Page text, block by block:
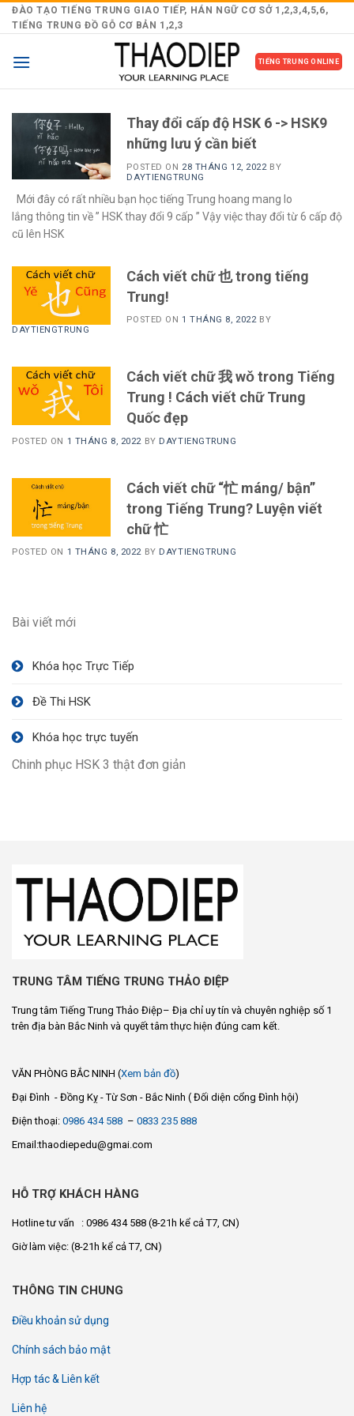
SkipĐÀO TẠO TIẾNG TRUNG GIAO TIẾP, HÁN NGỮ CƠ SỞ 1,2,3,4,5,6,
TIẾNG TRUNG ĐỒ GỖ CƠ BẢN 1,2,3
TIẾNG TRUNG ONLINE
Thay đổi cấp độ HSK 6 -> HSK9
những lưu ý cần biết
POSTED ON 28 THÁNG 12, 2022 BY
DAYTIENGTRUNG
Mới đây có rất nhiều bạn học tiếng Trung hoang mang lo
lắng thông tin về ” HSK thay đổi 9 cấp ” Vậy việc thay đổi từ 6 cấp độ
cũ lên HSK
Cách viết chữ 也 trong tiếng
Trung!
POSTED ON 1 THÁNG 8, 2022BY
DAYTIENGTRUNG
Cách viết chữ 我 wǒ trong Tiếng
Trung ! Cách viết chữ Trung
Quốc đẹp
POSTED ON 1 THÁNG 8, 2022 BY DAYTIENGTRUNG
Cách viết chữ “忙 máng/ bận”
trong Tiếng Trung? Luyện viết
chữ 忙
POSTED ON 1 THÁNG 8, 2022 BY DAYTIENGTRUNG
Bài viết mới
Khóa học Trực Tiếp
Đề Thi HSK
Khóa học trực tuyến
Chinh phục HSK 3 thật đơn giản
TRUNG TÂM TIẾNG TRUNG THẢO ĐIỆP
Trung tâm Tiếng Trung Thảo Điệp– Địa chỉ uy tín và chuyên nghiệp số 1
trên địa bàn Bắc Ninh và quyết tâm thực hiện đúng cam kết.
VĂN PHÒNG BẮC NINH (Xem bản đồ)
Đại Đình - Đồng Kỵ - Từ Sơn - Bắc Ninh ( Đối diện cổng Đình hội)
Điện thoại: 0986 434 588 – 0833 235 888
Email:thaodiepedu@gmai.com
HỖ TRỢ KHÁCH HÀNG
Hotline tư vấn : 0986 434 588 (8-21h kể cả T7, CN)
Giờ làm việc: (8-21h kể cả T7, CN)
THÔNG TIN CHUNG
Điều khoản sử dụng
Chính sách bảo mật
Hợp tác & Liên kết
Liên hệ